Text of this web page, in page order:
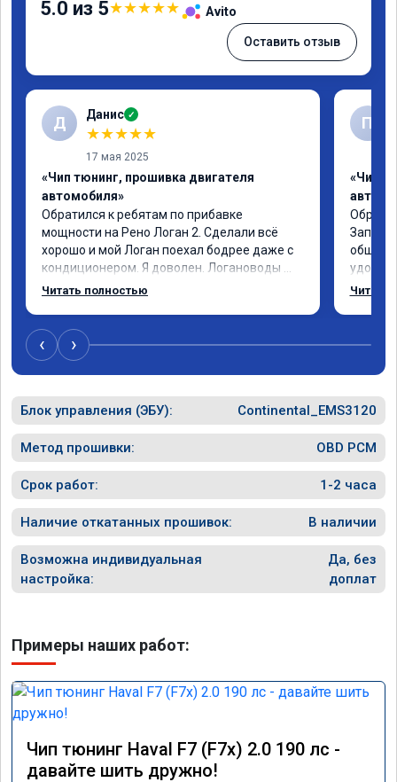
5.0 из 5★★★★★ Avito
Оставить отзыв
Д Данис ✓
★★★★★
17 мая 2025
«Чип тюнинг, прошивка двигателя
автомобиля»
Обратился к ребятам по прибавке
мощности на Рено Логан 2. Сделали всё
хорошо и мой Логан поехал бодрее даже с
кондиционером. Я доволен. Логановоды
обращайтесь к ним и будете довольны!
Читать полностью
П
«Чип
Работу
Читать
‹ ›
Блок управления (ЭБУ): Continental_EMS3120
Метод прошивки: OBD PCM
Срок работ: 1-2 часа
Наличие откатанных прошивок: В наличии
Возможна индивидуальная
настройка:
Да, без
доплат
Примеры наших работ:
Чип тюнинг Haval F7 (F7x) 2.0 190 лс -
давайте шить дружно!